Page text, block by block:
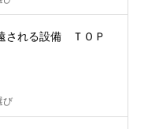
される設備 ＴＯＰ